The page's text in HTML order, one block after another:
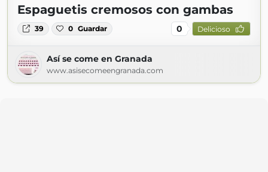
Espaguetis cremosos con gambas
39 0 Guardar 0 Delicioso
Así se come en Granada
www.asisecomeengranada.com